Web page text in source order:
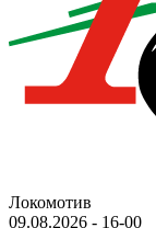
Локомотив
09.08.2026 - 16-00